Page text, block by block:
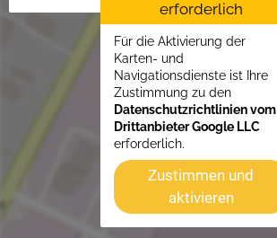
erforderlich
Für die Aktivierung der
Karten- und
Navigationsdienste ist Ihre
Zustimmung zu den
Datenschutzrichtlinien vom
Drittanbieter Google LLC
erforderlich.
Zustimmen und
aktivieren